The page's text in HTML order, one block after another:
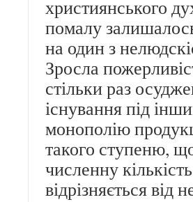
християнського
помалу
на один з
Зросла
стільки раз
існування під
монополію
такого ступеню,
численну
відрізняється від